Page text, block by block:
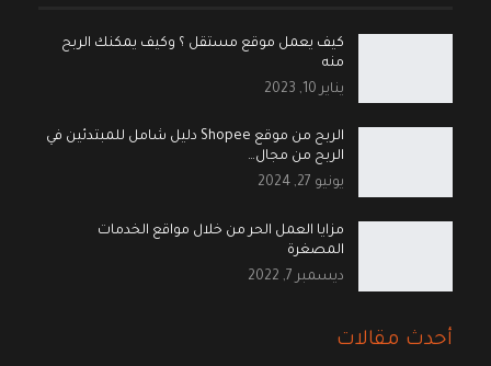
كيف يعمل موقع مستقل ؟ وكيف يمكنك الربح
منه
يناير 10, 2023
الربح من موقع Shopee دليل شامل للمبتدئين في
الربح من مجال…
يونيو 27, 2024
مزايا العمل الحر من خلال مواقع الخدمات
المصغرة
ديسمبر 7, 2022
أحدث مقالات